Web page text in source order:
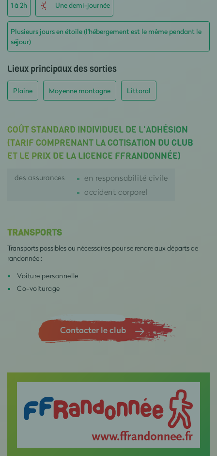
1 à 2h Une demi-journée
Plusieurs jours en étoile (l'hébergement est le même pendant le
séjour)
Lieux principaux des sorties
Plaine Moyenne montagne Littoral
COÛT STANDARD INDIVIDUEL DE L'ADHÉSION
(TARIF COMPRENANT LA COTISATION DU CLUB
ET LE PRIX DE LA LICENCE FFRANDONNÉE)
des assurances
en responsabilité civile
accident corporel
TRANSPORTS
Transports possibles ou nécessaires pour se rendre aux départs de
randonnée :
Voiture personnelle
Co-voiturage
Contacter le club